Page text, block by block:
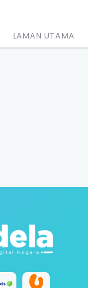
LAMAN UTAMA